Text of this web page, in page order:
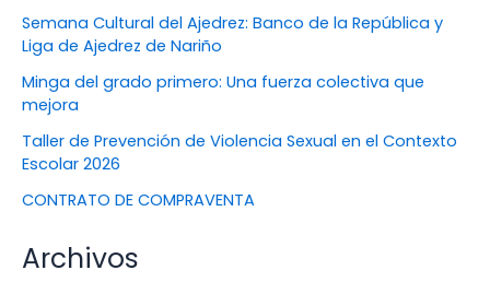
Semana Cultural del Ajedrez: Banco de la República y
Liga de Ajedrez de Nariño
Minga del grado primero: Una fuerza colectiva que
mejora
Taller de Prevención de Violencia Sexual en el Contexto
Escolar 2026
CONTRATO DE COMPRAVENTA
Archivos